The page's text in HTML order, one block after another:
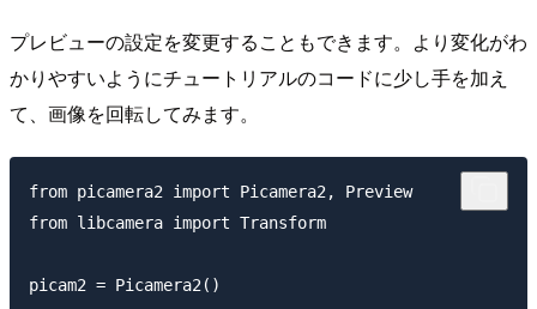
プレビューの設定を変更することもできます。より変化がわ
かりやすいようにチュートリアルのコードに少し手を加え
て、画像を回転してみます。
from picamera2 import Picamera2, Preview
from libcamera import Transform
picam2 = Picamera2()